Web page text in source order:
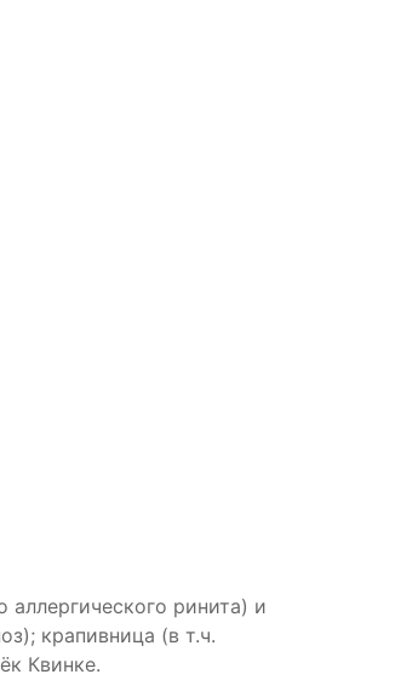
ринита) и
крапивница (в т.ч.
Квинке.